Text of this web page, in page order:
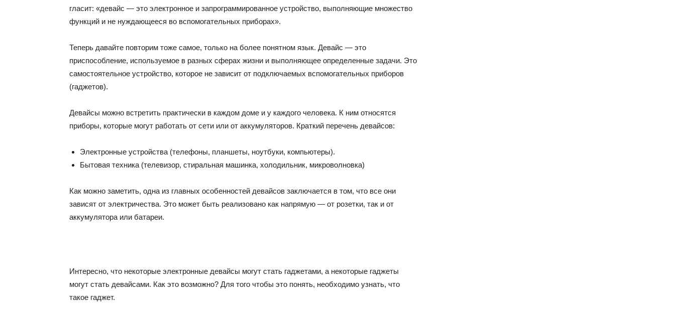
гласит: «девайс — это электронное и запрограммированное устройство, выполняющие множество
функций и не нуждающееся во вспомогательных приборах».
Теперь давайте повторим тоже самое, только на более понятном язык. Девайс — это
приспособление, используемое в разных сферах жизни и выполняющее определенные задачи. Это
самостоятельное устройство, которое не зависит от подключаемых вспомогательных приборов
(гаджетов).
Девайсы можно встретить практически в каждом доме и у каждого человека. К ним относятся
приборы, которые могут работать от сети или от аккумуляторов. Краткий перечень девайсов:
Электронные устройства (телефоны, планшеты, ноутбуки, компьютеры).
Бытовая техника (телевизор, стиральная машинка, холодильник, микроволновка)
Как можно заметить, одна из главных особенностей девайсов заключается в том, что все они
зависят от электричества. Это может быть реализовано как напрямую — от розетки, так и от
аккумулятора или батареи.
Интересно, что некоторые электронные девайсы могут стать гаджетами, а некоторые гаджеты
могут стать девайсами. Как это возможно? Для того чтобы это понять, необходимо узнать, что
такое гаджет.